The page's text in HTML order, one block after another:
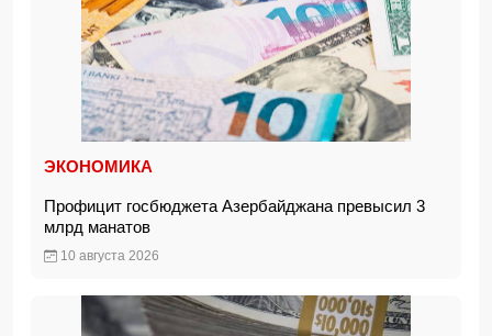
ЭКОНОМИКА
Профицит госбюджета Азербайджана превысил 3
млрд манатов
10 августа 2026